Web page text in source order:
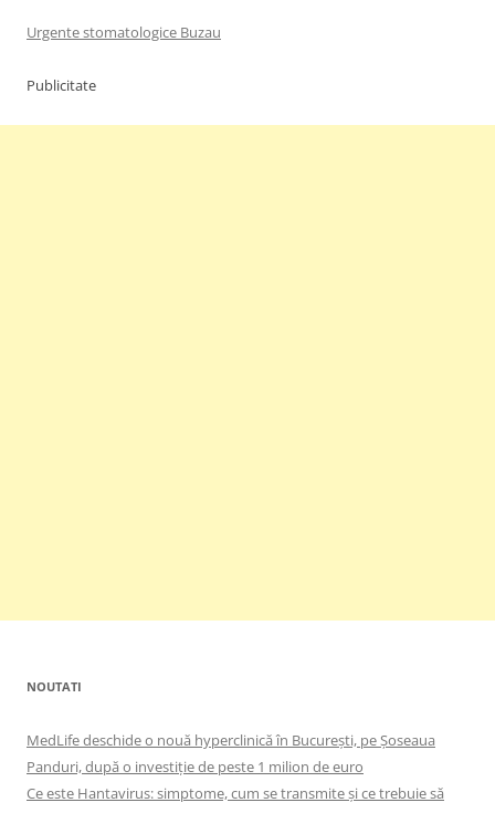
Urgente stomatologice Buzau
Publicitate
NOUTATI
MedLife deschide o nouă hyperclinică în București, pe Șoseaua
Panduri, după o investiție de peste 1 milion de euro
Ce este Hantavirus: simptome, cum se transmite și ce trebuie să